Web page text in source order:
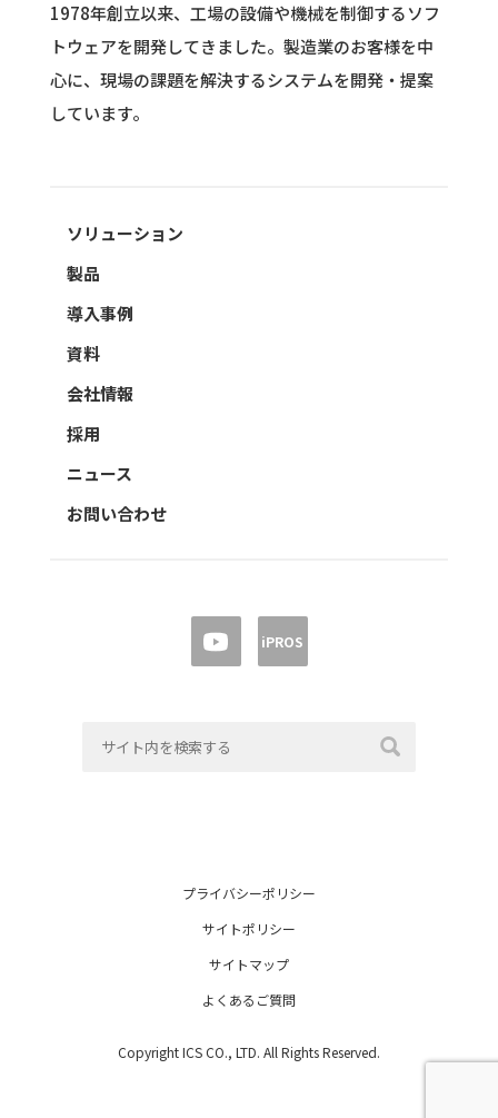
1978年創立以来、工場の設備や機械を制御するソフ
トウェアを開発してきました。 製造業のお客様を中
心に、現場の課題を解決するシステムを開発・提案
しています。
ソリューション
製品
導入事例
資料
会社情報
採用
ニュース
お問い合わせ
iPROS
プライバシーポリシー
サイトポリシー
サイトマップ
よくあるご質問
Copyright ICS CO., LTD. All Rights Reserved.